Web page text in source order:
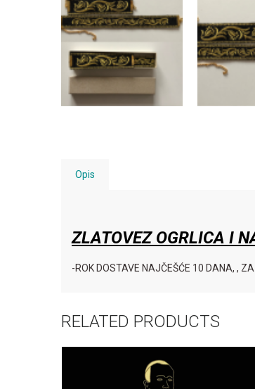
Opis
ZLATOVEZ OGRLICA I
-ROK DOSTAVE NAJČEŠĆE 10 DANA, ,
RELATED PRODUCTS